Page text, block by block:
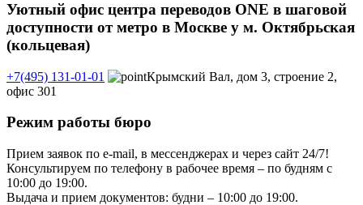
Уютный офис центра переводов ONE в шаговой
доступности от метро в Москве у м. Октябрьская
(кольцевая)
+7(495) 131-01-01
Крымский Вал, дом 3, строение 2,
офис 301
Режим работы бюро
Прием заявок по e-mail, в мессенджерах и через сайт 24/7!
Консультируем по телефону в рабочее время – по будням с
10:00 до 19:00.
Выдача и прием документов: будни – 10:00 до 19:00.